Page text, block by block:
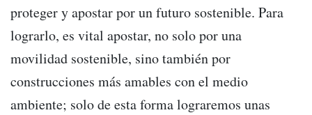
proteger y apostar por un futuro sostenible. Para
lograrlo, es vital apostar, no solo por una
movilidad sostenible, sino también por
construcciones más amables con el medio
ambiente; solo de esta forma lograremos unas